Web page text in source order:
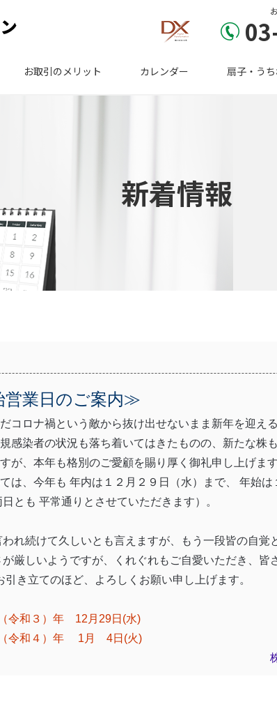
お取引のメリット カレンダー 扇子・う
新着情報
業日のご案内≫
コロナ禍という敵から抜け出せないまま新年を迎
感染者の状況も落ち着いてはきたものの、新たな株
が、本年も格別のご愛顧を賜り厚く御礼申し上げます
は、今年も 年内は１２月２９日（水）まで、 年始
とも 平常通りとさせていただきます）。
れ続けて久しいとも言えますが、もう一段皆の自
厳しいようですが、くれぐれもご自愛いただき、
引き立てのほど、よろしくお願い申し上げます。
和３）年 12月29日(水)
和４）年 1月 4日(火)